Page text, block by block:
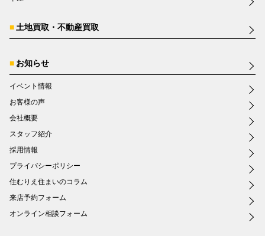
土地買取・不動産買取
お知らせ
イベント情報
お客様の声
会社概要
スタッフ紹介
採用情報
プライバシーポリシー
住むりえ住まいのコラム
来店予約フォーム
オンライン相談フォーム